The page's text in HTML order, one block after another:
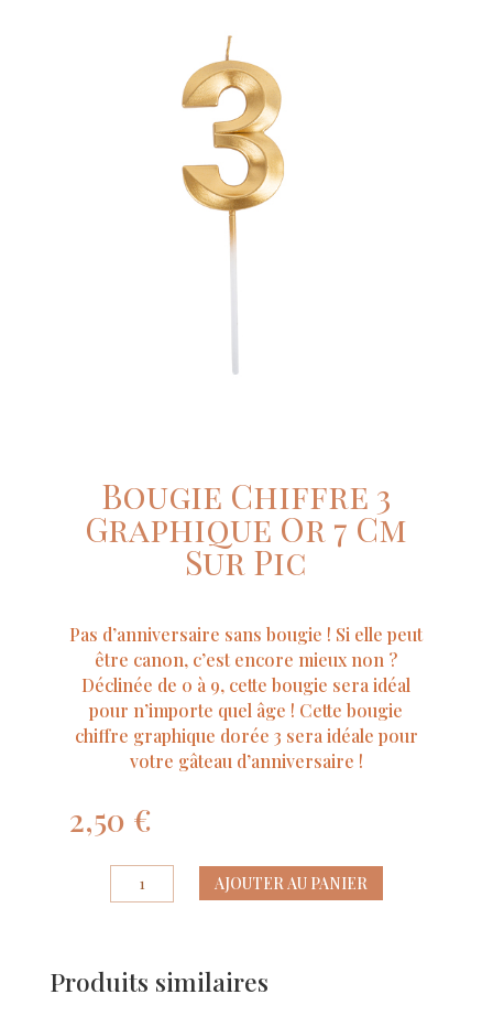
Bougie Chiffre 3
Graphique Or 7 Cm
Sur Pic
Pas d’anniversaire sans bougie ! Si elle peut
être canon, c’est encore mieux non ?
Déclinée de 0 à 9, cette bougie sera idéal
pour n’importe quel âge ! Cette bougie
chiffre graphique dorée 3 sera idéale pour
votre gâteau d’anniversaire !
2,50 €
quantité
de
3
AJOUTER AU PANIER
Produits similaires